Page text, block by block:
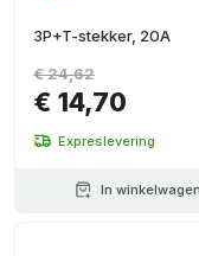
3P+T-stekker, 20A
€ 14,70
€ 24,62
Expreslevering
In winkelwagen